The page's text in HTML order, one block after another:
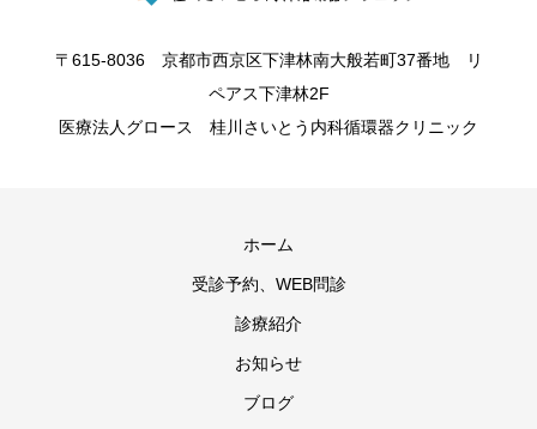
〒615-8036 京都市西京区下津林南大般若町37番地 リ
ペアス下津林2F
医療法人グロース 桂川さいとう内科循環器クリニック
ホーム
受診予約、WEB問診
診療紹介
お知らせ
ブログ